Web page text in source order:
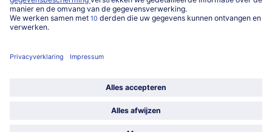
Land / Taal selecteren